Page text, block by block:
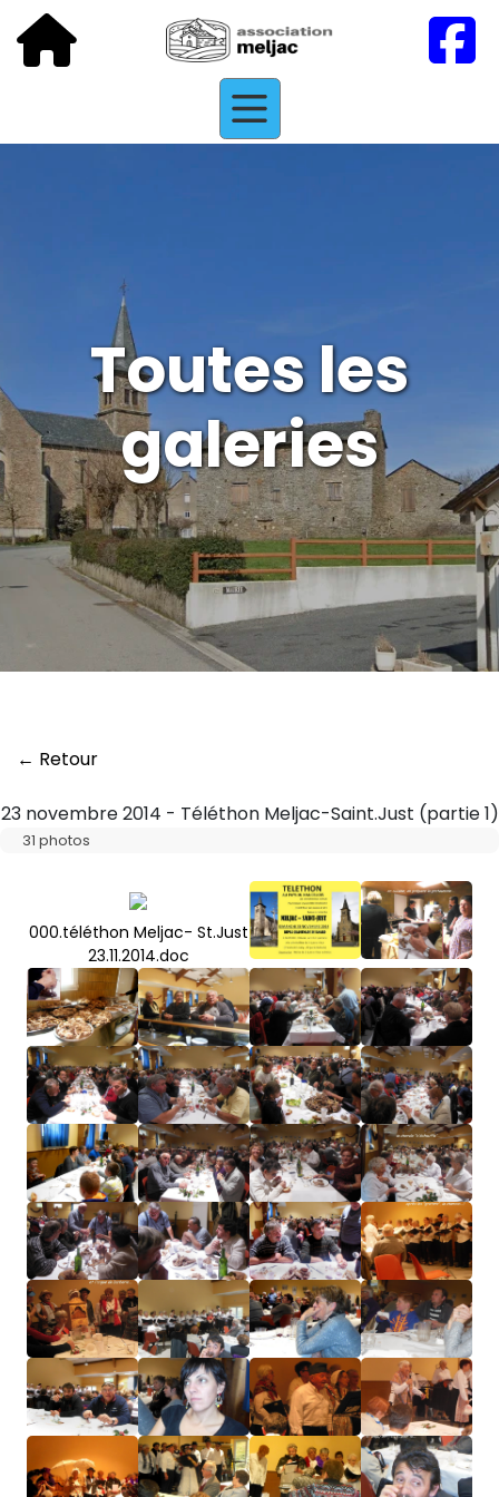
Toutes les
galeries
← Retour
23 novembre 2014 - Téléthon Meljac-Saint.Just (partie 1)
31 photos
000.téléthon Meljac- St.Just
23.11.2014.doc